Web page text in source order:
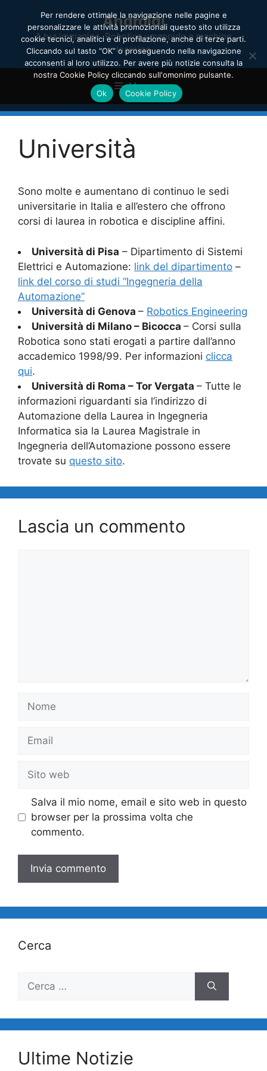
contenuto
Androidi
A tua immagine. Robotica umanoide e machine
learning
Menu
Università
Sono molte e aumentano di continuo le sedi
universitarie in Italia e all’estero che offrono
corsi di laurea in robotica e discipline affini.
Università di Pisa – Dipartimento di Sistemi
Elettrici e Automazione: link del dipartimento –
link del corso di studi “Ingegneria della
Automazione”
Università di Genova – Robotics Engineering
Università di Milano – Bicocca – Corsi sulla
Robotica sono stati erogati a partire dall’anno
accademico 1998/99. Per informazioni clicca
qui.
Università di Roma – Tor Vergata – Tutte le
informazioni riguardanti sia l’indirizzo di
Automazione della Laurea in Ingegneria
Informatica sia la Laurea Magistrale in
Ingegneria dell’Automazione possono essere
trovate su questo sito.
Lascia un commento
web
Salva il mio nome, email e sito web in questo
browser per la prossima volta che
commento.
Cerca
Ricerca
Ultime Notizie
Per rendere ottimale la navigazione nelle pagine e
personalizzare le attività promozionali questo sito utilizza
cookie tecnici, analitici e di profilazione, anche di terze parti.
Cliccando sul tasto “OK” o proseguendo nella navigazione
acconsenti al loro utilizzo. Per avere più notizie consulta la
nostra Cookie Policy cliccando sull'omonimo pulsante.
Ok
Cookie Policy